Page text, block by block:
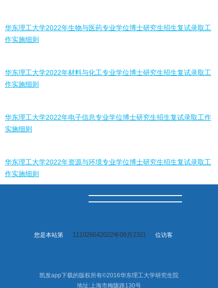
华东理工大学2022年生物与医药专业学位博士研究生招生复试录取工
作实施细则
华东理工大学2022年材料与化工专业学位博士研究生招生复试录取工
作实施细则
华东理工大学2022年电子信息专业学位博士研究生招生复试录取工作
实施细则
华东理工大学2022年资源与环境专业学位博士研究生招生复试录取工
作实施细则
您是本站第 111026642022年09月23日 位访客
凯发app下载的版权所有©2016华东理工大学研究生院
地址:上海市梅陇路130号